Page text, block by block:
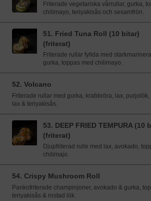
Friterade vegetariska vårrullar, gurka,
chilimayo, teriyakisås och sesamfrön.
51. Fried Tuna Roll (10 bitar)
(friterat)
Friterade rullar fyllda med
gurka, toppas med chilimayo.
52. Volcano
Friterade rullar med gurka, krabbröra, lax,
lax & teriyakisås.
53. DEEP FRIED TEMPURA (10
(friterat)
Djupfriterad rulle med lax, avokado,
chilimajo.
54. Crispy Mushroom Roll
Pankofriterade champinjoner, avokado & gurka,
teriyakisås & rostad lök.